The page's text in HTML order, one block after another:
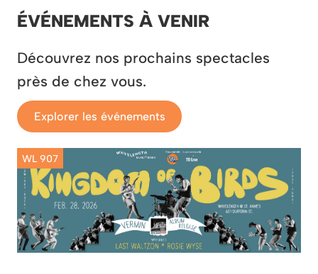
ÉVÉNEMENTS À VENIR
Découvrez nos prochains spectacles
près de chez vous.
Explorer les événements
WL 907